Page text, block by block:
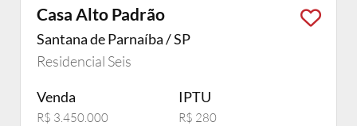
Casa Alto Padrão
Santana de Parnaíba / SP
Residencial Seis
Venda
R$ 3.450.000
IPTU
R$ 280